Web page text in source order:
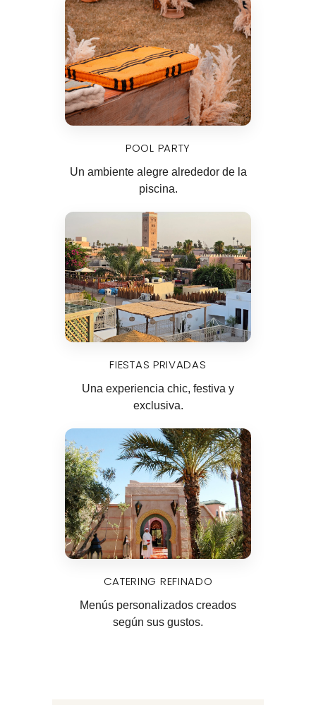
POOL PARTY
Un ambiente alegre alrededor de la
piscina.
FIESTAS PRIVADAS
Una experiencia chic, festiva y
exclusiva.
CATERING REFINADO
Menús personalizados creados
según sus gustos.